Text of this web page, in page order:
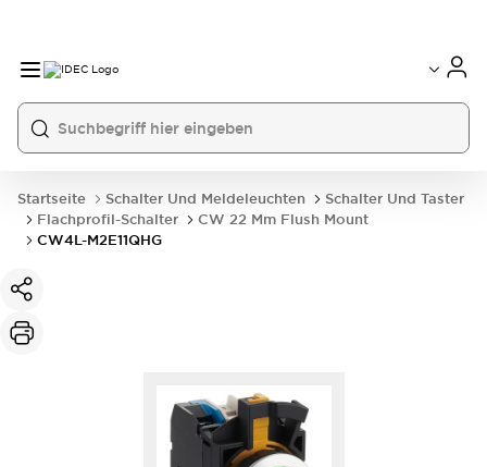
Startseite Schalter Und Meldeleuchten
Schalter Und Taster
Flachprofil-Schalter
CW 22 Mm Flush Mount
CW4L-M2E11QHG